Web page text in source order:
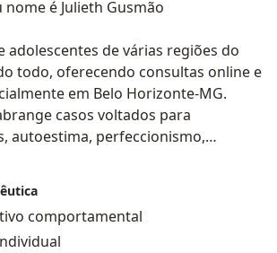
é Julieth Gusmão
adolescentes de várias regiões do
todo, oferecendo consultas online e
em Belo Horizonte-MG.
casos voltados para
autoestima, perfeccionismo,
depressão, TDAH,
demandas que impactam a
comportamental